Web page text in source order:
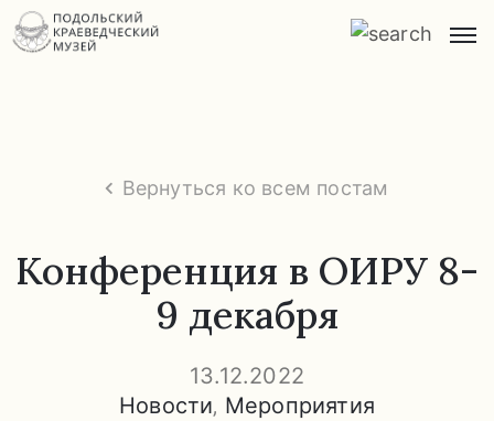
экскурсии
Прейскурант
Вернуться ко всем постам
Конференция в ОИРУ 8-
9 декабря
13.12.2022
Новости‚ Мероприятия